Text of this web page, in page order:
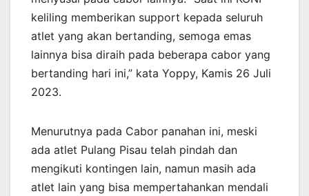
keliling memberikan support kepada seluruh
atlet yang akan bertanding, semoga emas
lainnya bisa diraih pada beberapa cabor yang
bertanding hari ini,” kata Yoppy, Kamis 26 Juli
2023.
Menurutnya pada Cabor panahan ini, meski
ada atlet Pulang Pisau telah pindah dan
mengikuti kontingen lain, namun masih ada
atlet lain yang bisa mempertahankan mendali